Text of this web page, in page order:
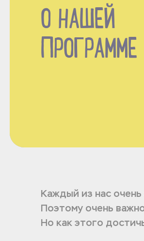
О НАШЕЙ
ПРОГРАММЕ
Каждый из нас
Поэтому очень
Но как этого